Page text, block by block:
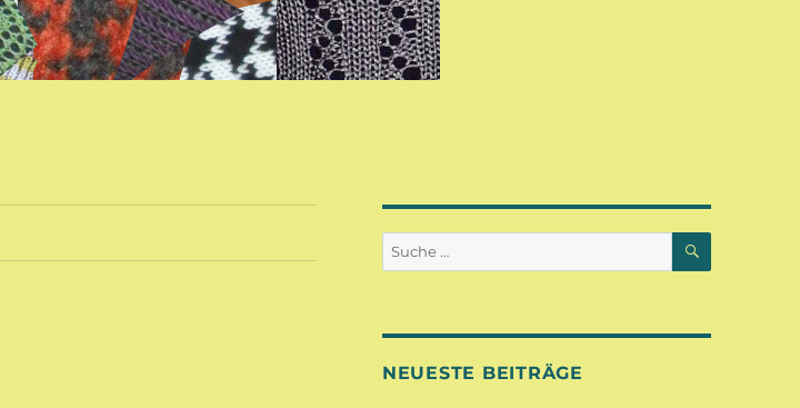
Suche
nach:
SUCHEN
NEUESTE BEITRÄGE